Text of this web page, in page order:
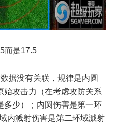
而是17.5
据没有关联，规律是内圆
始攻击力（在考虑攻防关系
多少）；内圆伤害是第一环
内溅射伤害是第二环域溅射